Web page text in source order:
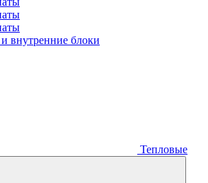
внутренние блоки
Тепловые